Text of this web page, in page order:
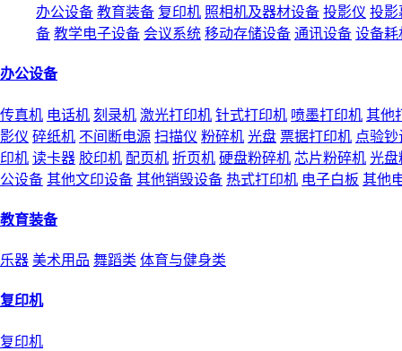
办公设备 教育装备 复印机 照相机及器材设备 投影仪 投影
备 教学电子设备 会议系统 移动存储设备 通讯设备 设备耗
办公设备
传真机 电话机 刻录机 激光打印机 针式打印机 喷墨打印机 其他
影仪 碎纸机 不间断电源 扫描仪 粉碎机 光盘 票据打印机 点验钞
印机 读卡器 胶印机 配页机 折页机 硬盘粉碎机 芯片粉碎机 光盘
公设备 其他文印设备 其他销毁设备 热式打印机 电子白板 其他
教育装备
乐器 美术用品 舞蹈类 体育与健身类
复印机
复印机